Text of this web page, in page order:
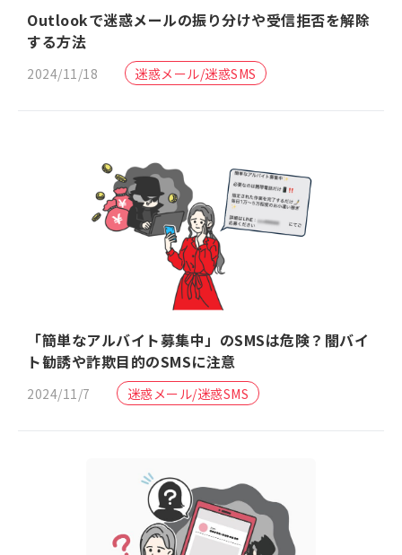
Outlookで迷惑メールの振り分けや受信拒否を解除
する方法
2024/11/18 迷惑メール/迷惑SMS
「簡単なアルバイト募集中」のSMSは危険？闇バイ
ト勧誘や詐欺目的のSMSに注意
2024/11/7 迷惑メール/迷惑SMS